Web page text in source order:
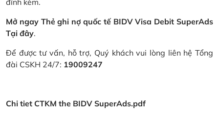
đính kèm.
Mở ngay Thẻ ghi nợ quốc tế BIDV Visa Debit SuperAds
Tại đây.
Để được tư vấn, hỗ trợ, Quý khách vui lòng liên hệ Tổng
đài CSKH 24/7: 19009247
Chi tiet CTKM the BIDV SuperAds.pdf